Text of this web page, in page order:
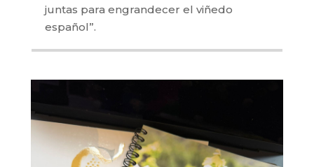
juntas para engrandecer el viñedo
español”.